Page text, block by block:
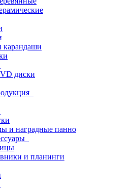
карандаши
диски
и наградные панно
и планинги